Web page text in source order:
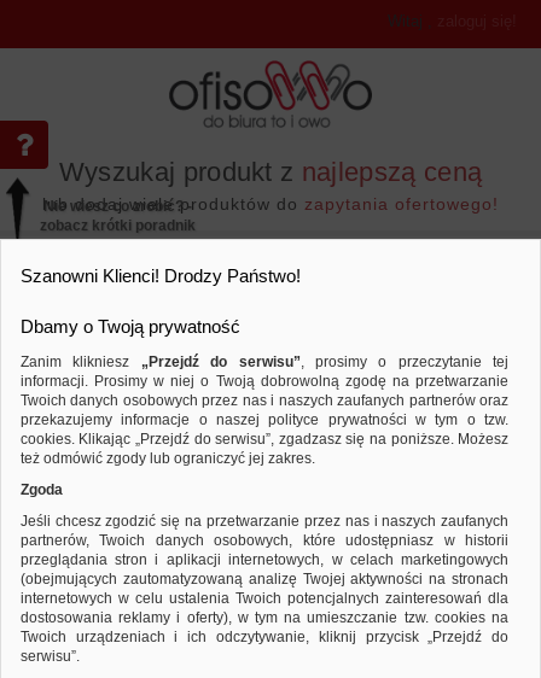
Wyszukaj produkt z najlepszą ceną
lub dodaj wiele produktów do zapytania ofertowego!
Witaj ,
Artykuły spożywcze Syropy owocowe
ważności
Porównaj produkt: Syrop owocowy ŁOWICZ, malina z
Nie wiesz co zrobić? -
zobacz krótki poradnik
Szanowni Klienci! Drodzy Państwo!
Dbamy o Twoją prywatność
Zanim klikniesz „Przejdź do serwisu”, prosimy o przeczytanie tej
informacji. Prosimy w niej o Twoją dobrowolną zgodę na przetwarzanie
Twoich danych osobowych przez nas i naszych zaufanych partnerów oraz
przekazujemy informacje o naszej polityce prywatności w tym o tzw.
cookies. Klikając „Przejdź do serwisu”, zgadzasz się na poniższe. Możesz
też odmówić zgody lub ograniczyć jej zakres.
Zgoda
Jeśli chcesz zgodzić się na przetwarzanie przez nas i naszych zaufanych
partnerów, Twoich danych osobowych, które udostępniasz w historii
przeglądania stron i aplikacji internetowych, w celach marketingowych
(obejmujących zautomatyzowaną analizę Twojej aktywności na stronach
internetowych w celu ustalenia Twoich potencjalnych zainteresowań dla
dostosowania reklamy i oferty), w tym na umieszczanie tzw. cookies na
Twoich urządzeniach i ich odczytywanie, kliknij przycisk „Przejdź do
serwisu”.